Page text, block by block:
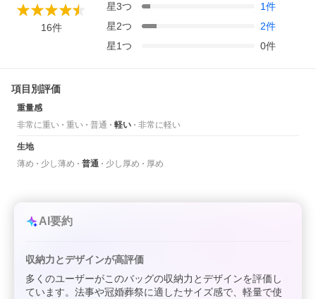
16件
星3つ 1件
星2つ 2件
星1つ 0件
項目別評価
重量感
非常に重い
重い 普通 軽い 非常に軽い
生地
薄め
少し薄め 普通 少し厚め 厚め
AI要約
収納力とデザインが高評価
多くのユーザーがこのバッグの収納力とデザインを評価し
ています。法事や冠婚葬祭に適したサイズ感で、軽量で使